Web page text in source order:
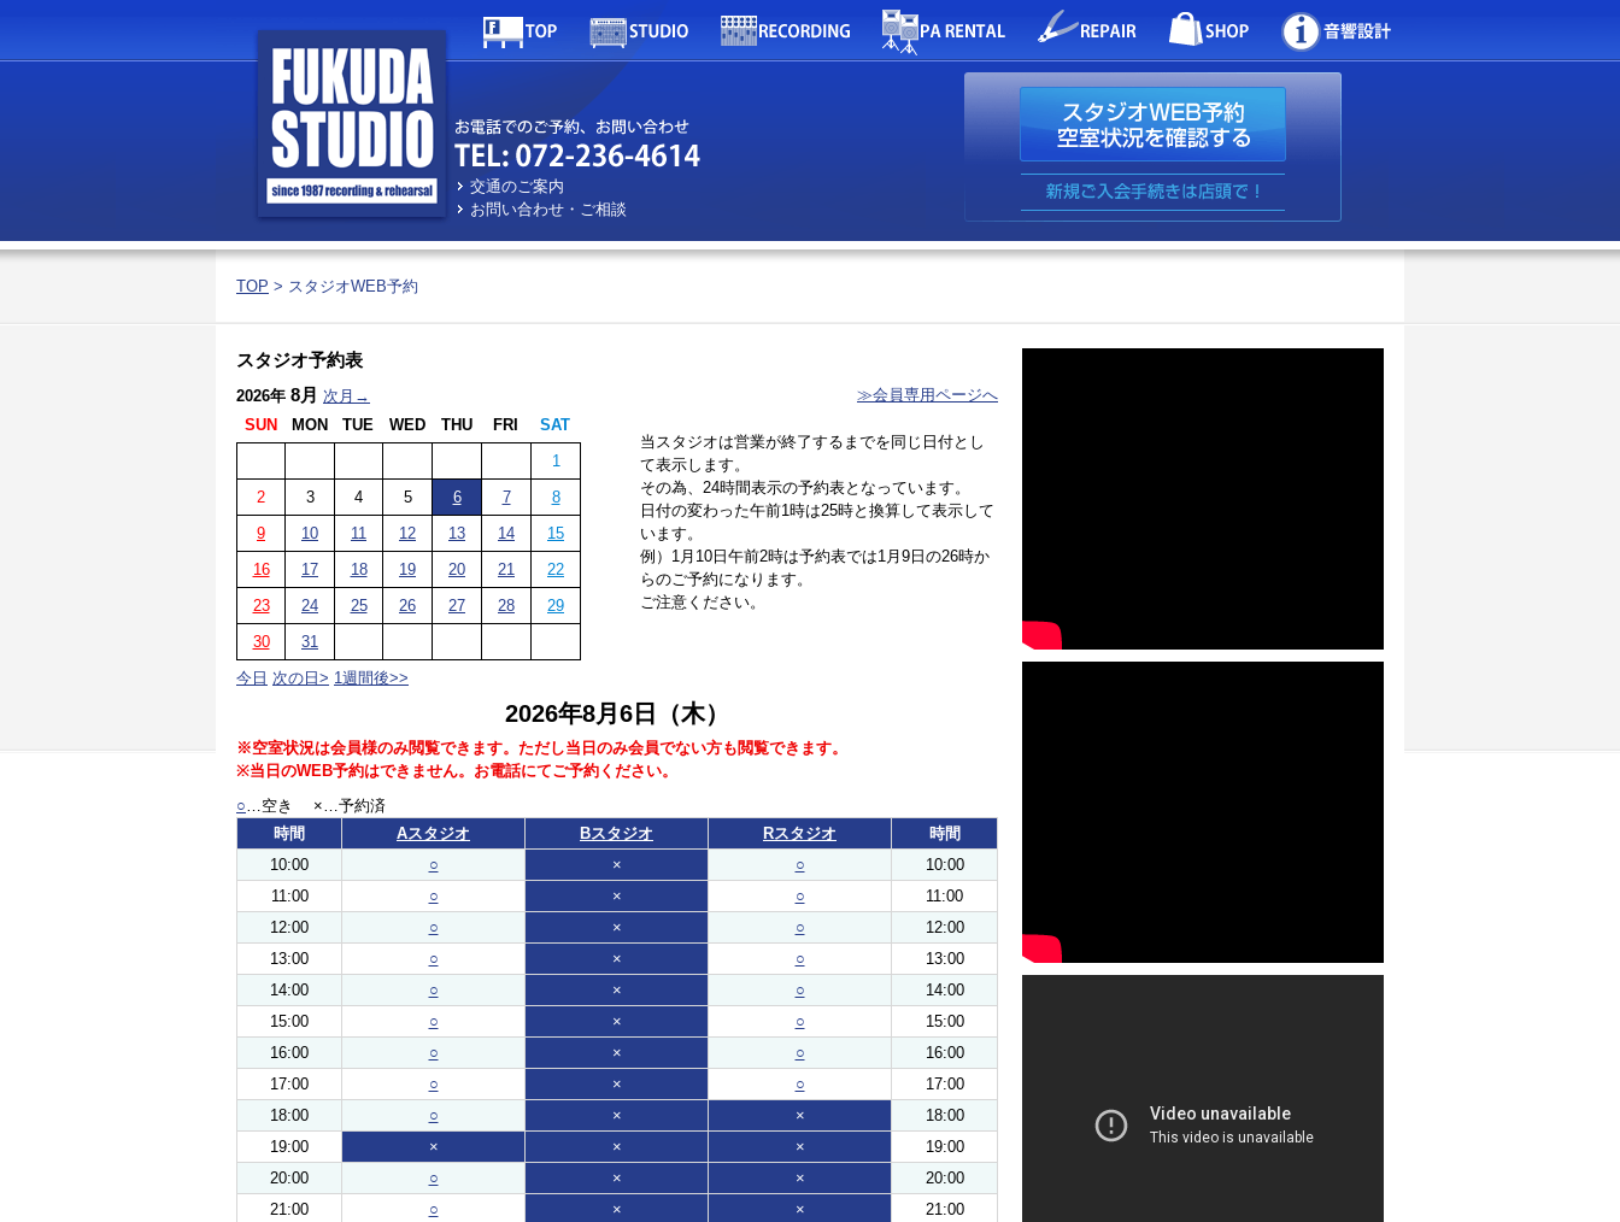
交通のご案内
お問い合わせ・ご相談
TOP > スタジオWEB予約
スタジオ予約表
≫会員専用ページへ
当スタジオは営業が終了するまでを同じ日付とし
て表示します。
その為、24時間表示の予約表となっています。
日付の変わった午前1時は25時と換算して表示して
います。
例）1月10日午前2時は予約表では1月9日の26時か
らのご予約になります。
ご注意ください。
2026年 8月 次月→
SUN
MON TUE WED THU FRI
SAT
1
2
3 4 5 6 7
8
9
10 11 12 13 14
15
16
17 18 19 20 21
22
23
24 25 26 27 28
29
30
31
今日 次の日> 1週間後>>
2026年8月6日（木）
※空室状況は会員様のみ閲覧できます。ただし当日のみ会員でない方も閲覧できます。
※当日のWEB予約はできません。お電話にてご予約ください。
○…空き ×…予約済
時間
Aスタジオ Bスタジオ Rスタジオ
時間
10:00
○ × ○
10:00
11:00
○ × ○
11:00
12:00
○ × ○
12:00
13:00
○ × ○
13:00
14:00
○ × ○
14:00
15:00
○ × ○
15:00
16:00
○ × ○
16:00
17:00
○ × ○
17:00
18:00
○ × ×
18:00
19:00
× × ×
19:00
20:00
○ × ×
20:00
21:00
○ × ×
21:00